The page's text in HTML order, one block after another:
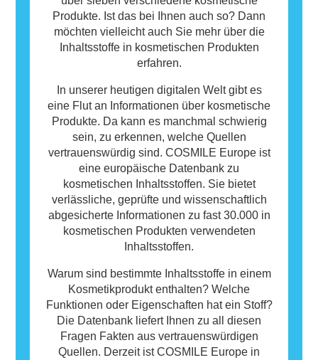
Produkte. Ist das bei Ihnen auch so? Dann
möchten vielleicht auch Sie mehr über die
Inhaltsstoffe in kosmetischen Produkten
erfahren.
In unserer heutigen digitalen Welt gibt es
eine Flut an Informationen über kosmetische
Produkte. Da kann es manchmal schwierig
sein, zu erkennen, welche Quellen
vertrauenswürdig sind. COSMILE Europe ist
eine europäische Datenbank zu
kosmetischen Inhaltsstoffen. Sie bietet
verlässliche, geprüfte und wissenschaftlich
abgesicherte Informationen zu fast 30.000 in
kosmetischen Produkten verwendeten
Inhaltsstoffen.
Warum sind bestimmte Inhaltsstoffe in einem
Kosmetikprodukt enthalten? Welche
Funktionen oder Eigenschaften hat ein Stoff?
Die Datenbank liefert Ihnen zu all diesen
Fragen Fakten aus vertrauenswürdigen
Quellen. Derzeit ist COSMILE Europe in